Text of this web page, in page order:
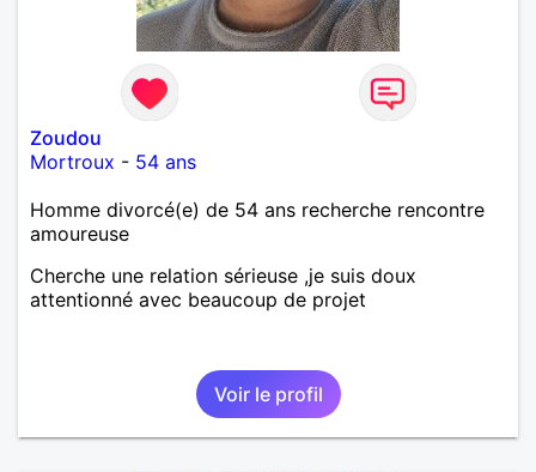
Zoudou
Mortroux - 54 ans
Homme divorcé(e) de 54 ans recherche rencontre
amoureuse
Cherche une relation sérieuse ,je suis doux
attentionné avec beaucoup de projet
Voir le profil